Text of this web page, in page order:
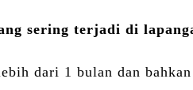
sering terjadi di
dari 1 bulan dan